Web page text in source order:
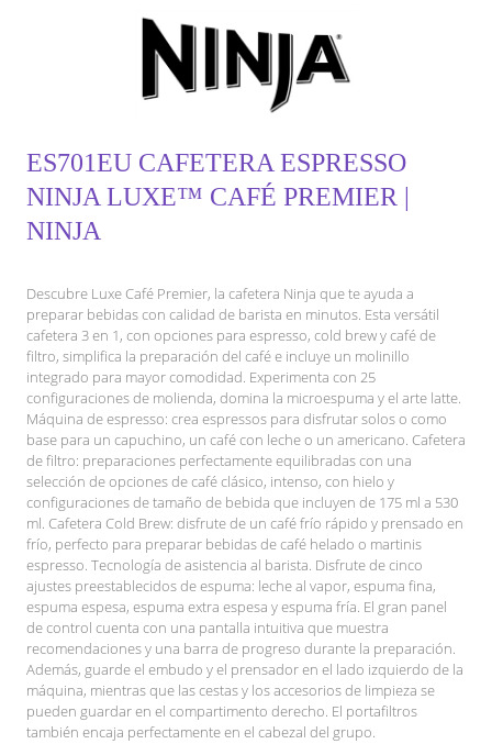
ES701EU CAFETERA ESPRESSO
NINJA LUXE™ CAFÉ PREMIER |
NINJA
Descubre Luxe Café Premier, la cafetera Ninja que te ayuda a
preparar bebidas con calidad de barista en minutos. Esta versátil
cafetera 3 en 1, con opciones para espresso, cold brew y café de
filtro, simplifica la preparación del café e incluye un molinillo
integrado para mayor comodidad. Experimenta con 25
configuraciones de molienda, domina la microespuma y el arte latte.
Máquina de espresso: crea espressos para disfrutar solos o como
base para un capuchino, un café con leche o un americano. Cafetera
de filtro: preparaciones perfectamente equilibradas con una
selección de opciones de café clásico, intenso, con hielo y
configuraciones de tamaño de bebida que incluyen de 175 ml a 530
ml. Cafetera Cold Brew: disfrute de un café frío rápido y prensado en
frío, perfecto para preparar bebidas de café helado o martinis
espresso. Tecnología de asistencia al barista. Disfrute de cinco
ajustes preestablecidos de espuma: leche al vapor, espuma fina,
espuma espesa, espuma extra espesa y espuma fría. El gran panel
de control cuenta con una pantalla intuitiva que muestra
recomendaciones y una barra de progreso durante la preparación.
Además, guarde el embudo y el prensador en el lado izquierdo de la
máquina, mientras que las cestas y los accesorios de limpieza se
pueden guardar en el compartimento derecho. El portafiltros
también encaja perfectamente en el cabezal del grupo.